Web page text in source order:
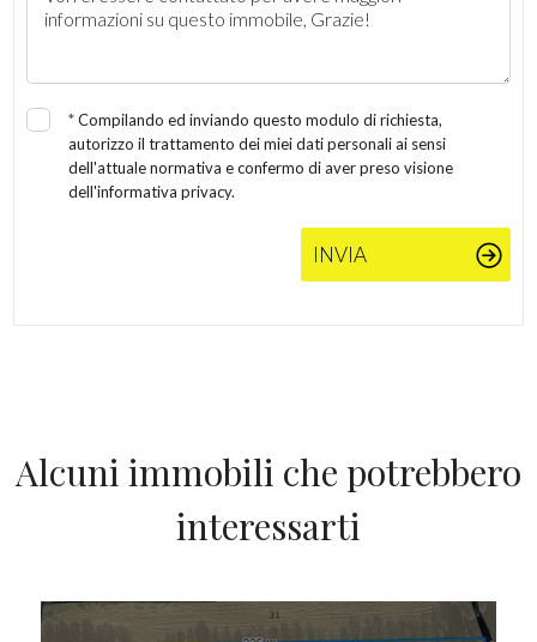
*Compilando ed inviando questo modulo di richiesta,
autorizzo il trattamento dei miei dati personali ai sensi
dell'attuale normativa e confermo di aver preso visione
dell'informativa privacy.
INVIA
Alcuni immobili che potrebbero
interessarti
Posto auto/Box
Balcone/Terrazzo
Ascensore